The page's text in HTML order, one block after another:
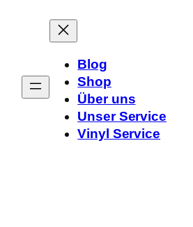
Blog
Shop
Über uns
Unser Service
Vinyl Service